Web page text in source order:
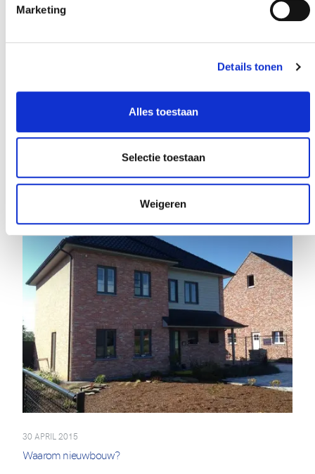
Marketing
Details tonen
Alles toestaan
Selectie toestaan
Weigeren
19 JUNI 2015
Bouw duurzaam en kies voor houtskelet
30 APRIL 2015
Waarom nieuwbouw?